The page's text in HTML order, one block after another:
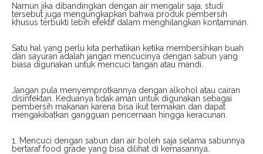
Namun jika dibandingkan dengan air mengalir saja, studi
tersebut juga mengungkapkan bahwa produk pembersih
khusus terbukti lebih efektif dalam menghilangkan kontaminan.
Satu hal yang perlu kita perhatikan ketika membersihkan buah
dan sayuran adalah jangan mencucinya dengan sabun yang
biasa digunakan untuk mencuci tangan atau mandi.
Jangan pula menyemprotkannya dengan alkohol atau cairan
disinfektan. Keduanya tidak aman untuk digunakan sebagai
pembersih makanan karena bisa ikut termakan dan dapat
mengakibatkan gangguan pencernaan hingga keracunan.
Mencuci dengan sabun dan air boleh saja selama sabunnya
bertaraf food grade yang bisa dilihat di kemasannya.